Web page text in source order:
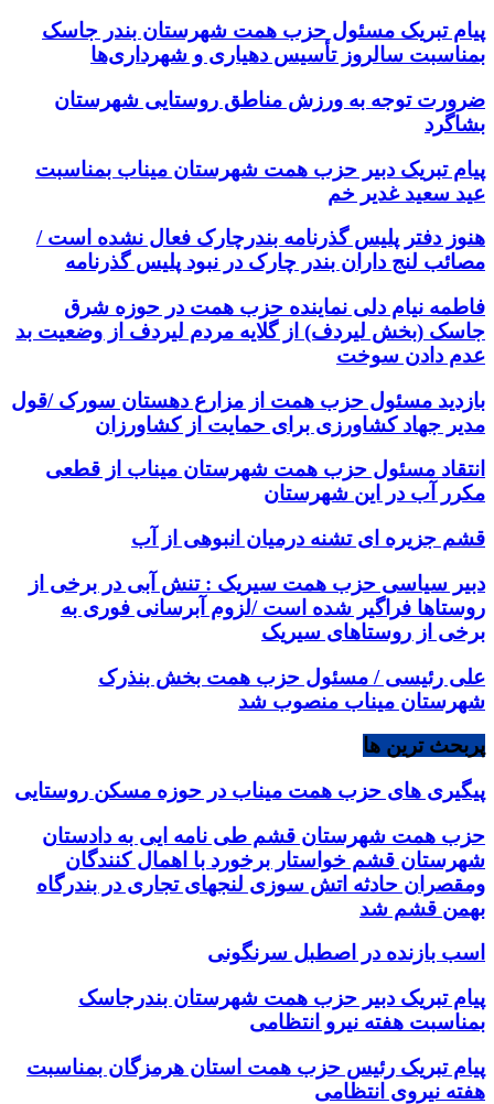
پیام تبریک مسئول حزب همت شهرستان بندر جاسک
بمناسبت سالروز تأسیس دهیاری و شهرداری‌ها
ضرورت توجه به ورزش مناطق روستایی شهرستان
بشاگرد
پیام تبریک دبیر حزب همت شهرستان میناب بمناسبت
عید سعید غدیر خم
هنوز دفتر پلیس گذرنامه بندرچارک فعال نشده است /
مصائب لنج داران بندر چارک در نبود پلیس گذرنامه
فاطمه نیام دلی نماینده حزب همت در حوزه شرق
جاسک (بخش لیردف) از گلایه مردم لیردف از وضعیت بد
عدم دادن سوخت
بازدید مسئول حزب همت از مزارع دهستان سورک /قول
مدیر جهاد کشاورزی برای حمایت از کشاورزان
انتقاد مسئول حزب همت شهرستان میناب از قطعی
مکرر آب در این شهرستان
قشم جزیره ای تشنه درمیان انبوهی از آب
دبیر سیاسی حزب همت سیریک : تنش آبی در برخی از
روستاها فراگیر شده است /لزوم آبرسانی فوری به
برخی از روستاهای سیریک
علی رئیسی / مسئول حزب همت بخش بنذرک
شهرستان میناب منصوب شد
پربحث ترین ها
پیگیری های حزب همت میناب در حوزه مسکن روستایی
حزب همت شهرستان قشم طی نامه ایی به دادستان
شهرستان قشم خواستار برخورد با اهمال کنندگان
ومقصران حادثه اتش سوزی لنجهای تجاری در بندرگاه
بهمن قشم شد
اسب بازنده در اصطبل سرنگونی
پیام تبریک دبیر حزب همت شهرستان بندرجاسک
بمناسبت هفته نیرو انتظامی
پیام تبریک رئیس حزب همت استان هرمزگان بمناسبت
هفته نیروی انتظامی